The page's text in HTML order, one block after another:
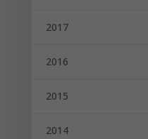
2017
2016
2015
2014